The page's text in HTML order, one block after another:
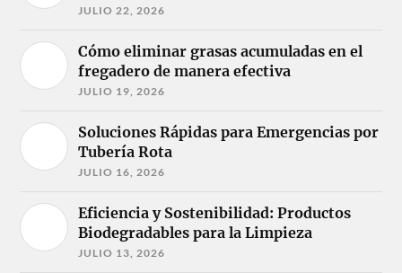
JULIO 22, 2026
Cómo eliminar grasas acumuladas en el
fregadero de manera efectiva
JULIO 19, 2026
Soluciones Rápidas para Emergencias por
Tubería Rota
JULIO 16, 2026
Eficiencia y Sostenibilidad: Productos
Biodegradables para la Limpieza
JULIO 13, 2026